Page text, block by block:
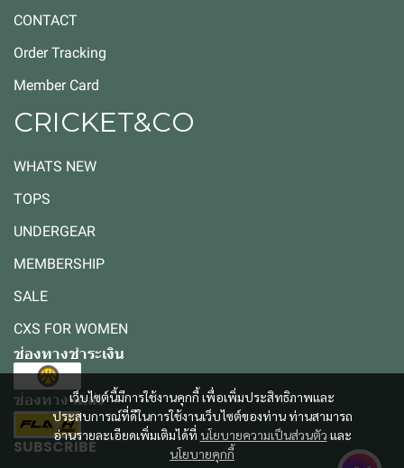
เว็บไซต์นี้มีการใช้งานคุกกี้ เพื่อเพิ่มประสิทธิภาพและ
ประสบการณ์ที่ดีในการใช้งานเว็บไซต์ของท่าน ท่านสามารถ
อ่านรายละเอียดเพิ่มเติมได้ที่ นโยบายความเป็นส่วนตัว และ
นโยบายคุกกี้
CONTACT
Order Tracking
Member Card
CRICKET&CO
WHATS NEW
TOPS
UNDERGEAR
MEMBERSHIP
SALE
CXS FOR WOMEN
ช่องทางชำระเงิน
ช่องทางจัดส่ง
SUBSCRIBE